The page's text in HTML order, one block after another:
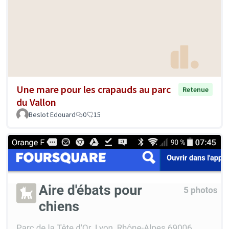
Une mare pour les crapauds au parc
du Vallon
Retenue
Beslot Edouard 0 15